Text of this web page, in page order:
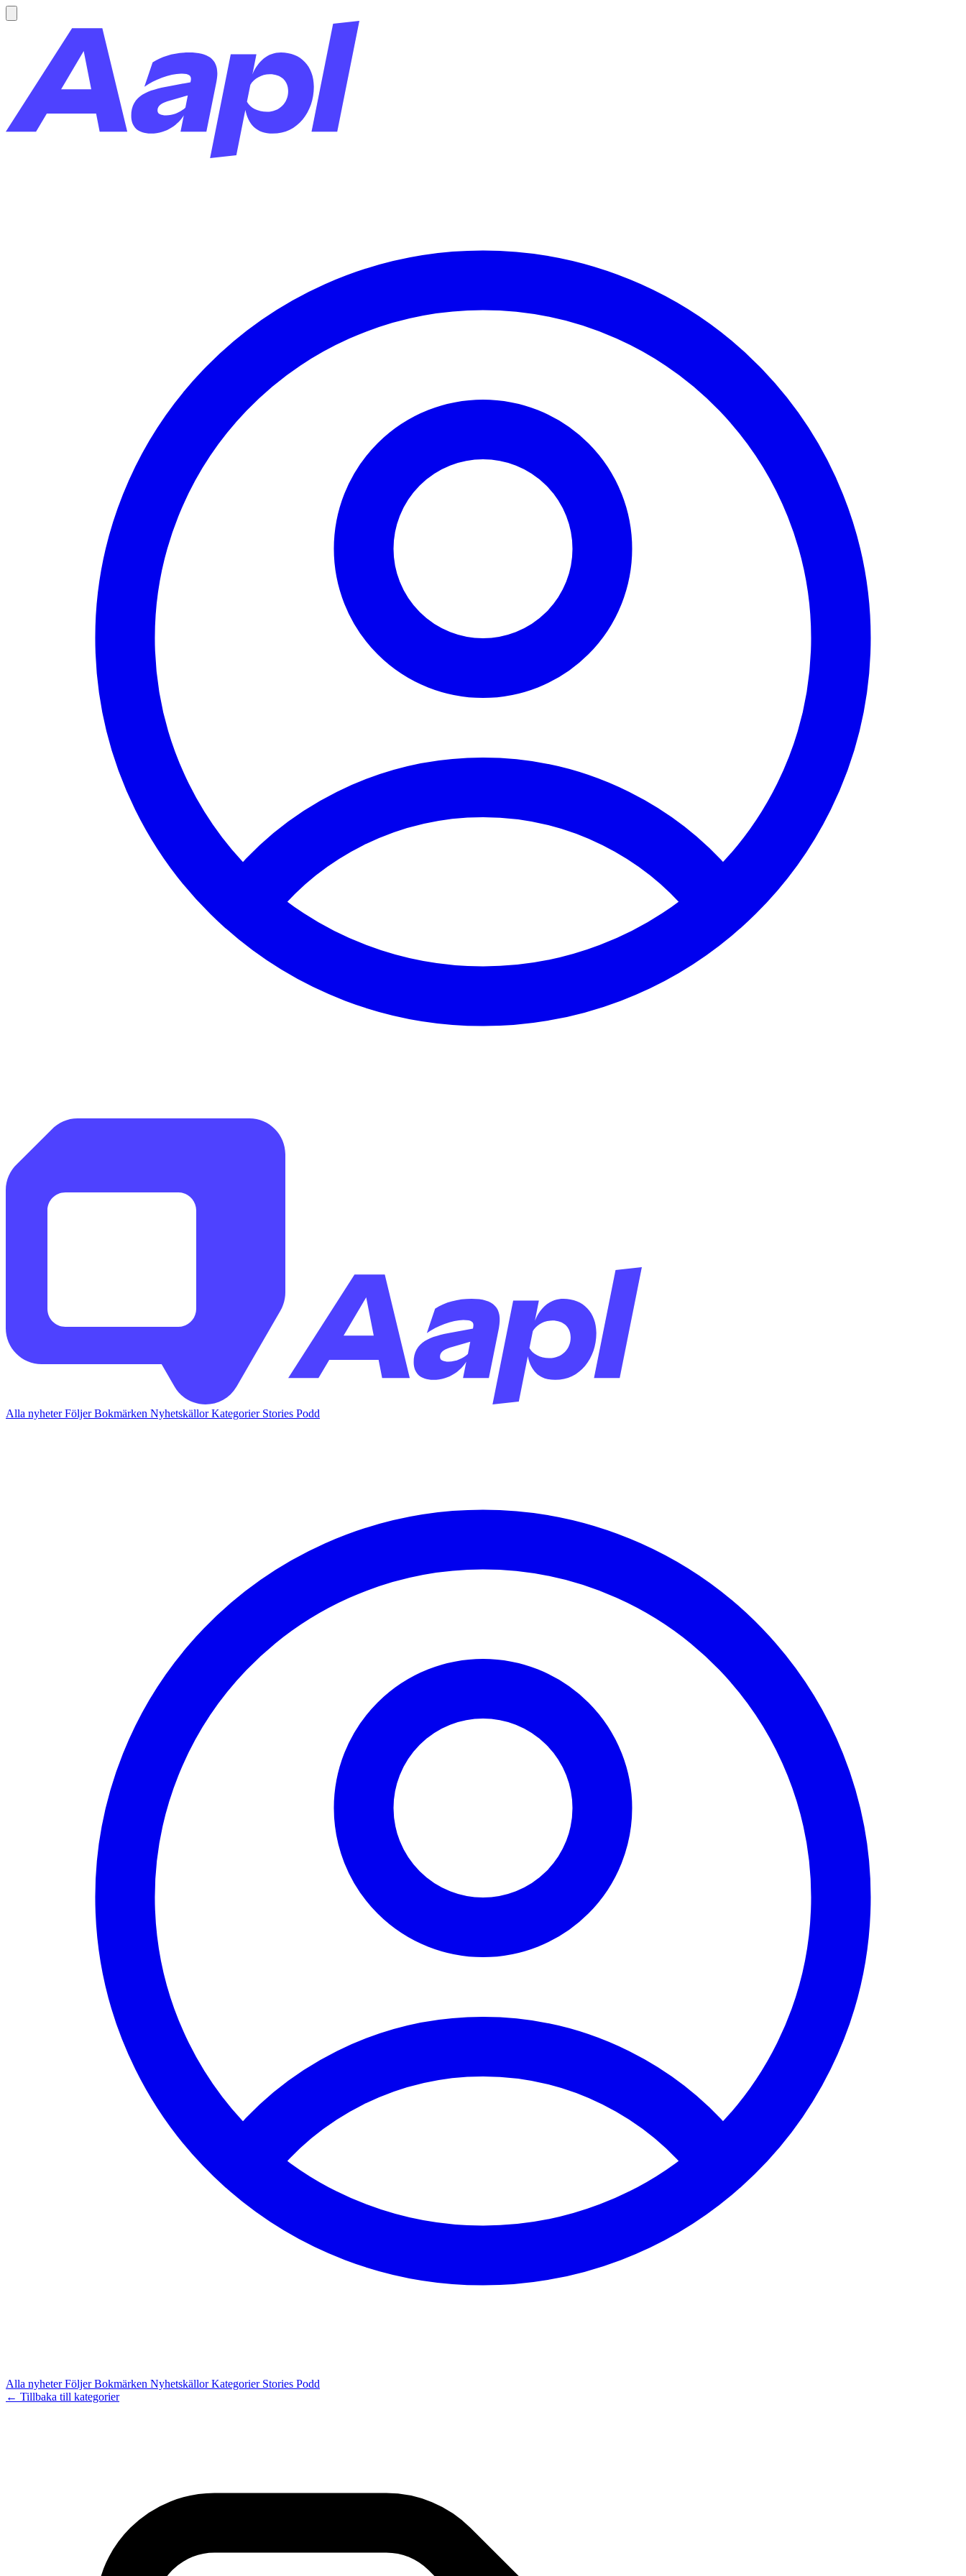
Alla nyheterFöljerBokmärken NyhetskällorKategorier Stories Podd
Alla nyheterFöljerBokmärken NyhetskällorKategorier Stories Podd
← Tillbaka till kategorier